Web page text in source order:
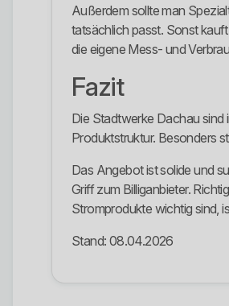
Außerdem sollte man
tatsächlich passt. Sonst
die eigene Mess- und
Fazit
Die Stadtwerke Dachau sind
Produktstruktur. Besonders
Das Angebot ist solide und
Griff zum Billiganbieter.
Stromprodukte wichtig sind,
Stand: 08.04.2026